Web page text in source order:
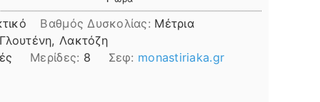
Βαθμός Δυσκολίας: Μέτρια
Λακτόζη
Μερίδες: 8 Σεφ: monastiriaka.gr